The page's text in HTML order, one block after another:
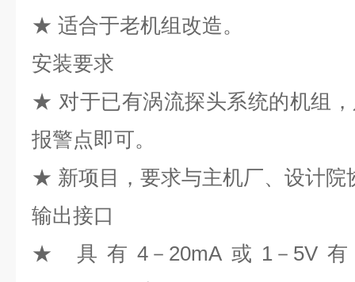
★ 适合于老机组改造。
安装要求
★ 对于已有涡流探头系统的机组
报警点即可。
★ 新项目，要求与主机厂、设计院
输出接口
★ 具有4－20mA或1－5V